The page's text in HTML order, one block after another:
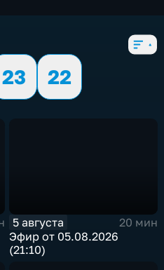
23
22
5 августа
20 мин
Эфир от 05.08.2026
(21:10)